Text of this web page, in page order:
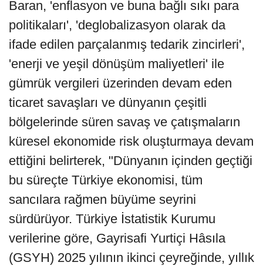
Baran, 'enflasyon ve buna bağlı sıkı para
politikaları', 'deglobalizasyon olarak da
ifade edilen parçalanmış tedarik zincirleri',
'enerji ve yeşil dönüşüm maliyetleri' ile
gümrük vergileri üzerinden devam eden
ticaret savaşları ve dünyanın çeşitli
bölgelerinde süren savaş ve çatışmaların
küresel ekonomide risk oluşturmaya devam
ettiğini belirterek, "Dünyanın içinden geçtiği
bu süreçte Türkiye ekonomisi, tüm
sancılara rağmen büyüme seyrini
sürdürüyor. Türkiye İstatistik Kurumu
verilerine göre, Gayrisafi Yurtiçi Hâsıla
(GSYH) 2025 yılının ikinci çeyreğinde, yıllık